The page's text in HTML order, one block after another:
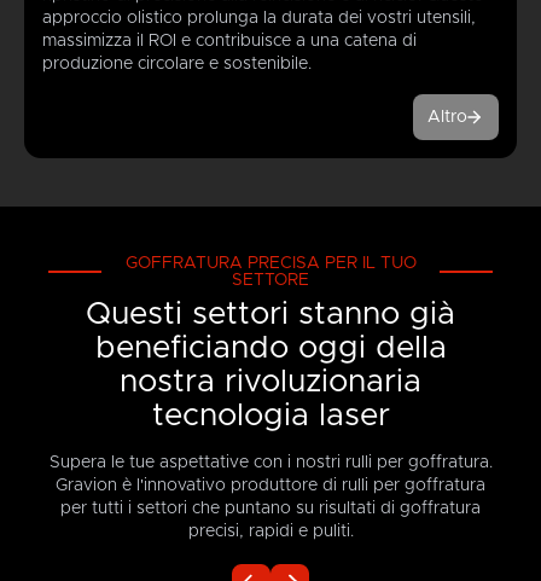
approccio olistico prolunga la durata dei vostri utensili,
massimizza il ROI e contribuisce a una catena di
produzione circolare e sostenibile.
Altro
GOFFRATURA PRECISA PER IL TUO
SETTORE
Questi settori stanno già
beneficiando oggi della
nostra rivoluzionaria
tecnologia laser
Supera le tue aspettative con i nostri rulli per goffratura.
Gravion è l'innovativo produttore di rulli per goffratura
per tutti i settori che puntano su risultati di goffratura
precisi, rapidi e puliti.